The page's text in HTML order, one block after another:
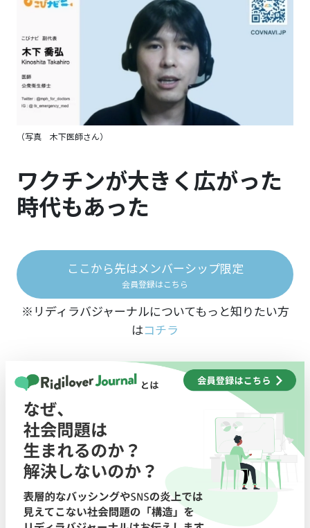
（写真 木下医師さん）
ワクチンが大きく広がった
時代もあった
ここから先はメンバーシップ限定
会員登録はこちら
※リディラバジャーナルについてもっと知りたい方
はコチラ